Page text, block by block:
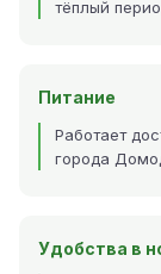
тёплый
Питание
Работает
города
Удобства в